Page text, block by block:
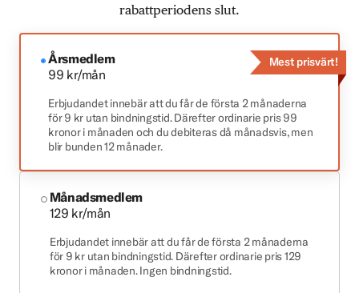
rabattperiodens slut.
Årsmedlem
99 kr/mån
Erbjudandet innebär att du får de första 2 månaderna
för 9 kr utan bindningstid. Därefter ordinarie pris 99
kronor i månaden och du debiteras då månadsvis, men
blir bunden 12 månader.
Mest prisvärt!
Månadsmedlem
129 kr/mån
Erbjudandet innebär att du får de första 2 månaderna
för 9 kr utan bindningstid. Därefter ordinarie pris 129
kronor i månaden. Ingen bindningstid.